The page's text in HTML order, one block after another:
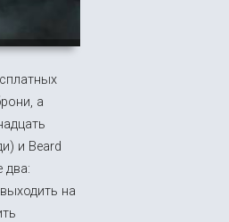
а
и Beard
два:
на